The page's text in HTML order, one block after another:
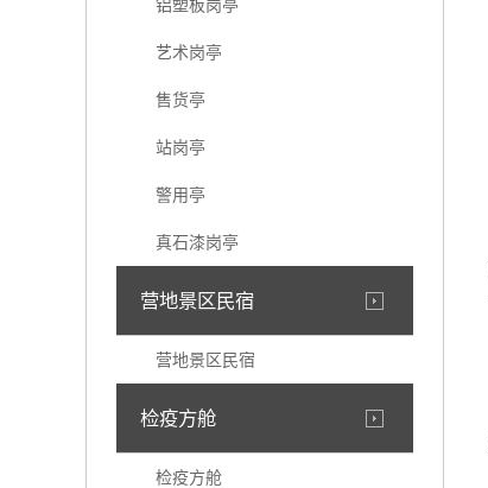
铝塑板岗亭
艺术岗亭
售货亭
站岗亭
警用亭
真石漆岗亭
营地景区民宿
营地景区民宿
检疫方舱
检疫方舱